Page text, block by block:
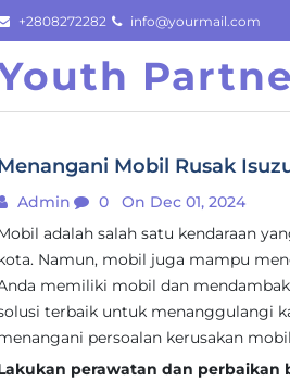
+2808272282 info@yourmail.com
Mobil Rusak
Admin 0
On Dec 01, 2024
adalah salah satu kendaraan
Namun, mobil juga mampu
memiliki mobil dan
terbaik untuk menanggulangi
persoalan kerusakan
perawatan dan perbaikan